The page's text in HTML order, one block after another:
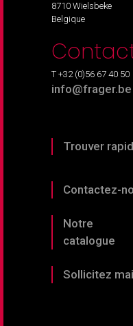
8710 Wielsbeke
Belgique
T +32 (0)56 67 40 50
info@frager.be
Trouver
Contactez-
Notre
catalogue
Sollicitez